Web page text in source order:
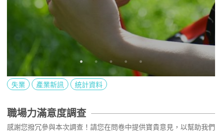
失業 產業新訊 統計資料
職場力滿意度調查
感謝您撥冗參與本次調查！請您在問卷中提供寶貴意見，以幫助我們